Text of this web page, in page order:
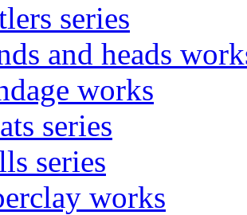
series
and heads
works
series
series
works